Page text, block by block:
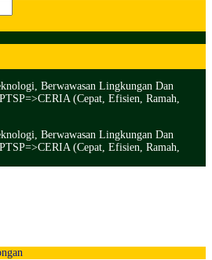
Berwawasan Lingkungan Dan
(Cepat, Efisien, Ramah,
Berwawasan Lingkungan Dan
(Cepat, Efisien, Ramah,